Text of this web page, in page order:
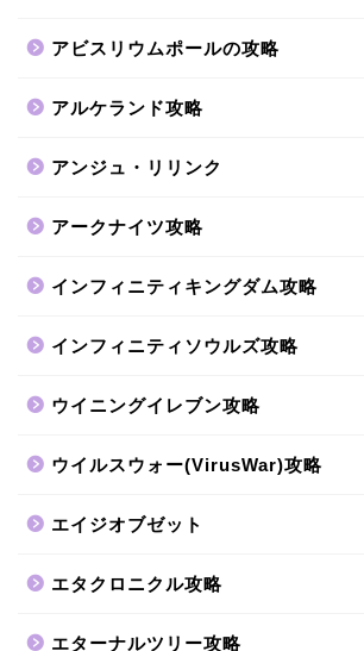
アビスリウムポールの攻略
アルケランド攻略
アンジュ・リリンク
アークナイツ攻略
インフィニティキングダム攻略
インフィニティソウルズ攻略
ウイニングイレブン攻略
ウイルスウォー(VirusWar)攻略
エイジオブゼット
エタクロニクル攻略
エターナルツリー攻略